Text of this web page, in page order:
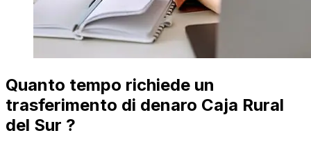
Quanto tempo richiede un
trasferimento di denaro Caja Rural
del Sur ?